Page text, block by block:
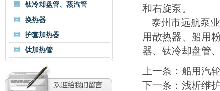
钛冷却盘管、蒸汽管
换热器
护套加热器
钛加热管
和右旋泵。
泰州市远航泵
用散热器、 船用
器、 钛冷却盘管
上一条： 船用汽
下一条： 浅析维